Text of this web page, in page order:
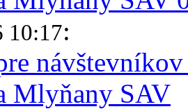
10:17:
Mlyňany SAV